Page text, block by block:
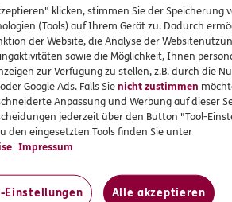
Oliver Knebelsberger
klicken, stimmen Sie der Speicherung
(Tools) auf Ihrem Gerät zu. Dadurch
der Website, die Analyse der
sowie die Möglichkeit, Ihnen
zur Verfügung zu stellen, z.B. durch die
Google Ads. Falls Sienicht zustimmen
Anpassung und Werbung auf dieser
jederzeit über den Button "Tool-
den eingesetzten Tools finden Sie unter
Impressum
Einstellungen Alle akzeptieren